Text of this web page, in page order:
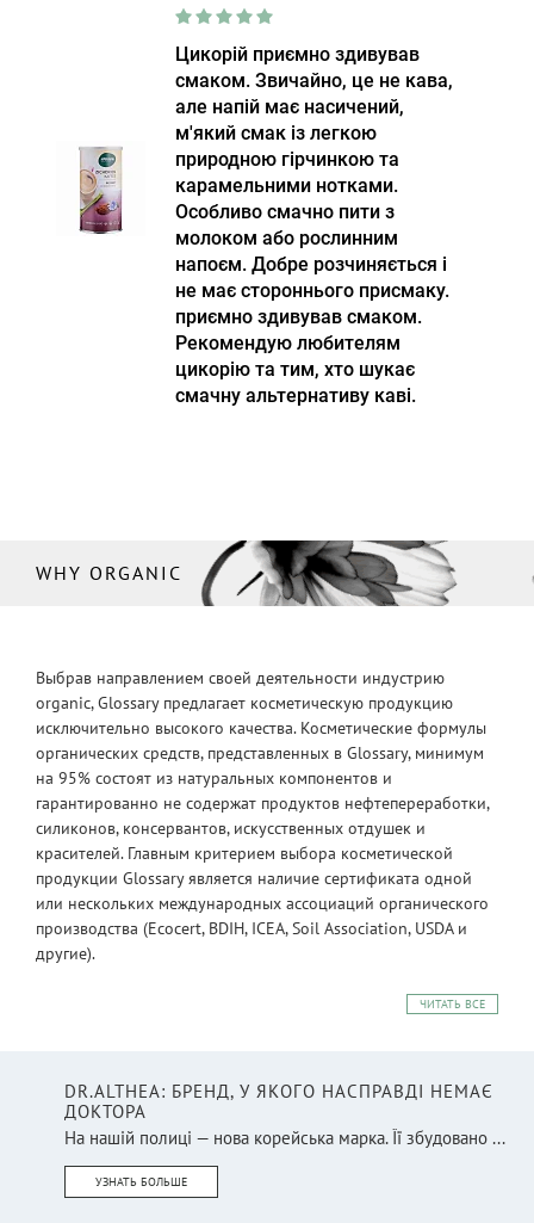
Цикорій приємно здивував
смаком. Звичайно, це не кава,
але напій має насичений,
м'який смак із легкою
природною гірчинкою та
карамельними нотками.
Особливо смачно пити з
молоком або рослинним
напоєм. Добре розчиняється і
не має стороннього присмаку.
приємно здивував смаком.
Рекомендую любителям
цикорію та тим, хто шукає
смачну альтернативу каві.
WHY ORGANIC
Выбрав направлением своей деятельности индустрию
organic, Glossary предлагает косметическую продукцию
исключительно высокого качества. Косметические формулы
органических средств, представленных в Glossary, минимум
на 95% состоят из натуральных компонентов и
гарантированно не содержат продуктов нефтепереработки,
силиконов, консервантов, искусственных отдушек и
красителей. Главным критерием выбора косметической
продукции Glossary является наличие сертификата одной
или нескольких международных ассоциаций органического
производства (Ecocert, BDIH, ICEA, Soil Association, USDA и
другие).
ЧИТАТЬ ВСЕ
DR.ALTHEA: БРЕНД, У ЯКОГО НАСПРАВДІ НЕМАЄ
ДОКТОРА
На нашій полиці — нова корейська марка. Її збудовано ...
УЗНАТЬ БОЛЬШЕ